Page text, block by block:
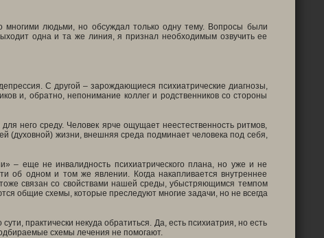
многими людьми, но обсуждал только одну тему. Вопросы были
одна и та же линия, я признал необходимым озвучить ее
С другой – зарождающиеся психиатрические диагнозы,
и, обратно, непонимание коллег и родственников со стороны
него среду. Человек ярче ощущает неестественность ритмов,
(духовной) жизни, внешняя среда подминает человека под себя,
– еще не инвалидность психиатрического плана, но уже и не
об одном и том же явлении. Когда накапливается внутреннее
связан со свойствами нашей среды, убыстряющимся темпом
общие схемы, которые преследуют многие задачи, но не всегда
практически некуда обратиться. Да, есть психиатрия, но есть
схемы лечения не помогают.